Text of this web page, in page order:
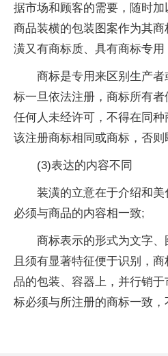
据市场和顾客的需要，随时
商品装横的包装图案作为其
潢又有商标质、具有商标专
商标是专用来区别生产
标一旦依法注册，商标所有
任何人未经许可，不得在同
该注册商标相同或商标，否则
(3)表达的内容不同
装潢的立意在于介绍和
必须与商品的内容相一致;
商标表示的形式为文字
且须有显著特征便于识别，
品的包装、容器上，并行销
标必须与所注册的商标一致，